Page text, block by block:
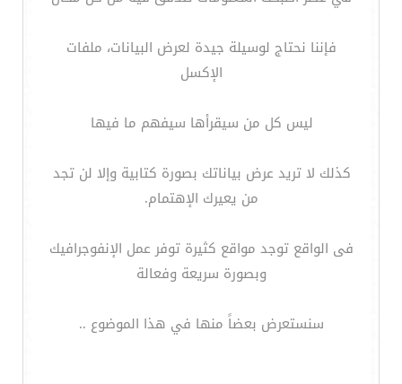
فإننا نحتاج لوسيلة جيدة لعرض البيانات، ملفات
الإكسل
ليس كل من سيقرأها سيفهم ما فيها
كذلك لا تريد عرض بياناتك بصورة كتابية وإلا لن تجد
من يعيرك الإهتمام.
فى الواقع توجد مواقع كثيرة توفر عمل الإنفوجرافيك
وبصورة سريعة وفعالة
سنستعرض بعضاً منها في هذا الموضوع ..